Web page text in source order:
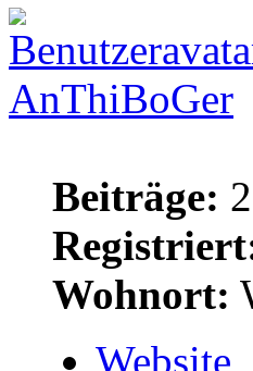
AnThiBoGer
Beiträge:
Wohnort:
Website